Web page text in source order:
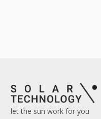
let the sun work for you